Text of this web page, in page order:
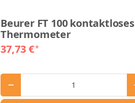
Beurer FT 100 kontaktloses
Thermometer
37,73 €*